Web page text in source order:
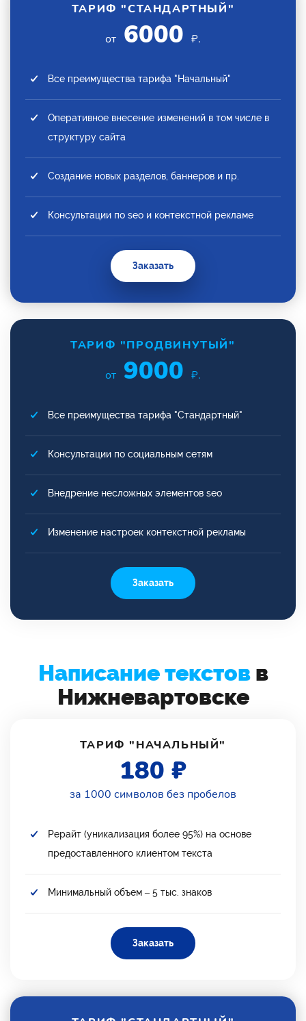
ТАРИФ "СТАНДАРТНЫЙ"
от 6000 ₽.
Все преимущества тарифа "Начальный"
Оперативное внесение изменений в том числе в
структуру сайта
Создание новых разделов, баннеров и пр.
Консультации по seo и контекстной рекламе
Заказать
ТАРИФ "ПРОДВИНУТЫЙ"
от 9000 ₽.
Все преимущества тарифа "Стандартный"
Консультации по социальным сетям
Внедрение несложных элементов seo
Изменение настроек контекстной рекламы
Заказать
Написание текстовв
Нижневартовске
ТАРИФ "НАЧАЛЬНЫЙ"
180 ₽
за 1000 символов без пробелов
Рерайт (уникализация более 95%) на основе
предоставленного клиентом текста
Минимальный объем – 5 тыс. знаков
Заказать